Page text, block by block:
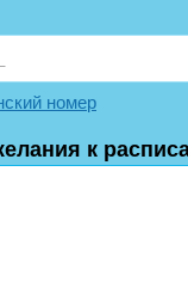
номер
к